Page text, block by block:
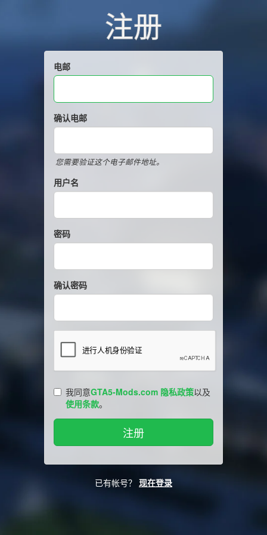
注册
电邮
确认电邮
您需要验证这个电子邮件地址。
用户名
密码
确认密码
我同意GTA5-Mods.com 隐私政策以及
使用条款。
已有帐号？ 现在登录